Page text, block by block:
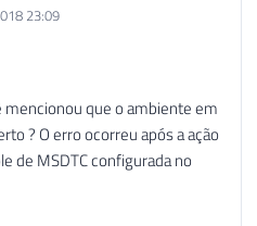
23:09
que o ambiente em
? O erro ocorreu após a ação
de MSDTC configurada no